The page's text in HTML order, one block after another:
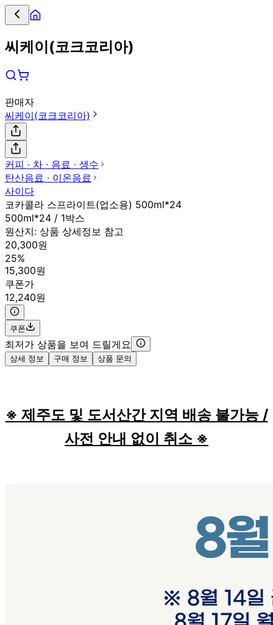
씨케이(코크코리아)
판매자
씨케이(코크코리아)
커피 ∙ 차 ∙ 음료 ∙ 생수
탄산음료 ∙ 이온음료
사이다
코카콜라 스프라이트(업소용) 500ml*24
500ml*24 / 1박스
원산지: 상품 상세정보 참고
20,300원
25%
15,300원
쿠폰가
12,240원
쿠폰
최저가 상품을 보여 드릴게요
상세 정보 구매 정보 상품 문의
※ 제주도 및 도서산간 지역 배송 불가능 /
사전 안내 없이 취소 ※